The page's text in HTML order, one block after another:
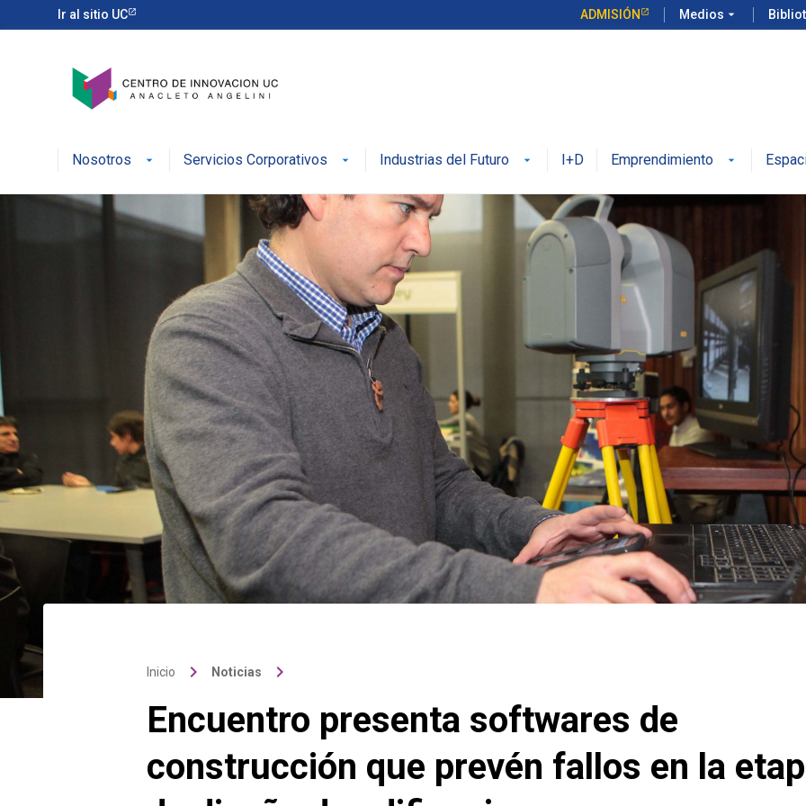
Ir al sitio UC ADMISIÓN Medios arrow_drop_down
Nosotros Servicios Corporativos Industrias del Futuro I+D Emprendimiento
Inicio keyboard_arrow_right Noticias keyboard_arrow_right
Encuentro presenta softwares de
construcción que prevén fallos en la